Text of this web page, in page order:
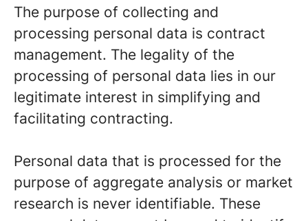
The purpose of collecting and
processing personal data is contract
management. The legality of the
processing of personal data lies in our
legitimate interest in simplifying and
facilitating contracting.
Personal data that is processed for the
purpose of aggregate analysis or market
research is never identifiable. These